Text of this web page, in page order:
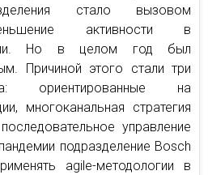
стало вызовом
активности в
Но в целом год был
Причиной этого стали три
ориентированные на
многоканальная стратегия
управление
подразделение Bosch
agile-методологии в